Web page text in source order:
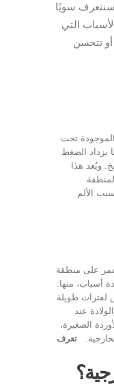
سنتعرف سويًا
التي
تتحسن
الموجودة تحت
يزداد الضغط
ويُعد هذا
الألم
على منطقة
أسباب، منها:
لفترات طويلة
عند
الصغيرة،
تعرف